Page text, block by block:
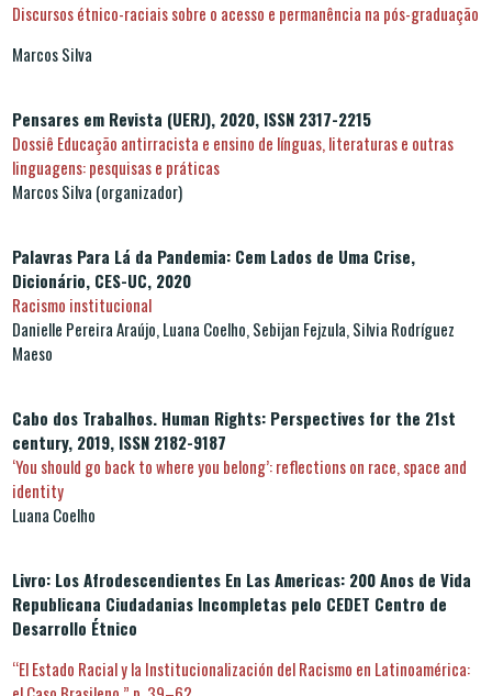
Discursos étnico-raciais sobre o acesso e permanência na pós-graduação
Marcos Silva
Pensares em Revista (UERJ), 2020, ISSN 2317-2215
Dossiê Educação antirracista e ensino de línguas, literaturas e outras
linguagens: pesquisas e práticas
Marcos Silva (organizador)
Palavras Para Lá da Pandemia: Cem Lados de Uma Crise,
Dicionário, CES-UC, 2020
Racismo institucional
Danielle Pereira Araújo, Luana Coelho, Sebijan Fejzula, Silvia Rodríguez
Maeso
Cabo dos Trabalhos. Human Rights: Perspectives for the 21st
century, 2019, ISSN 2182-9187
‘You should go back to where you belong’: reflections on race, space and
identity
Luana Coelho
Livro: Los Afrodescendientes En Las Americas: 200 Anos de Vida
Republicana Ciudadanias Incompletas pelo CEDET Centro de
Desarrollo Étnico
“El Estado Racial y la Institucionalización del Racismo en Latinoamérica: